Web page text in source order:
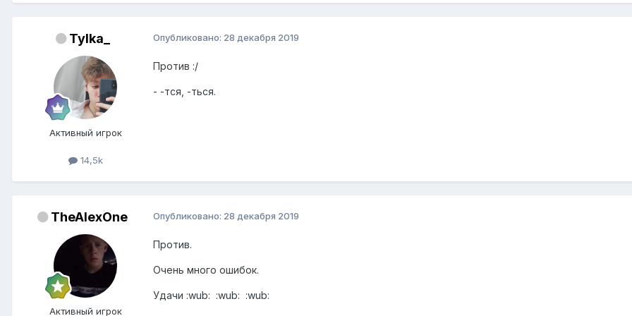
Tylka_
Активный игрок
14,5k
Опубликовано: 28 декабря 2019
Против :/
- -тся, -ться.
TheAlexOne
Активный игрок
Опубликовано: 28 декабря 2019
Против.
Очень много ошибок.
Удачи :wub: :wub: :wub: